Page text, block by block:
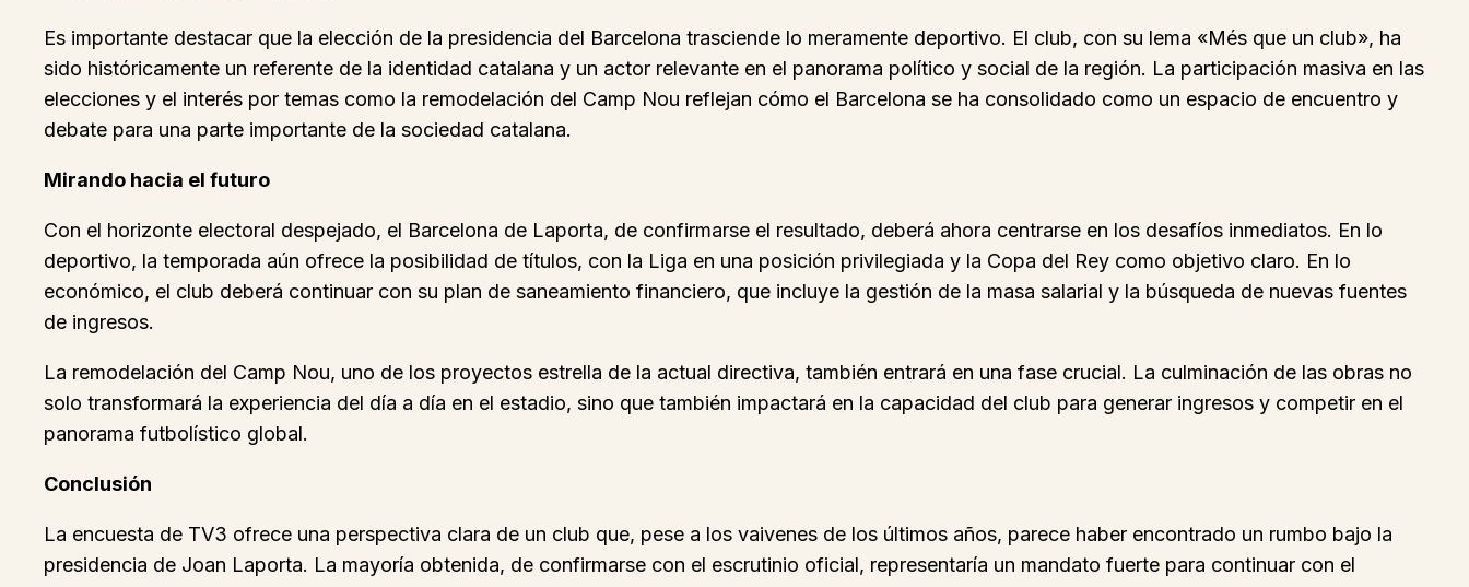
Es importante destacar que la elección de la presidencia del Barcelona trasciende lo meramente deportivo. El club, con su lema «Més que un club», ha
sido históricamente un referente de la identidad catalana y un actor relevante en el panorama político y social de la región. La participación masiva en las
elecciones y el interés por temas como la remodelación del Camp Nou reflejan cómo el Barcelona se ha consolidado como un espacio de encuentro y
debate para una parte importante de la sociedad catalana.
Mirando hacia el futuro
Con el horizonte electoral despejado, el Barcelona de Laporta, de confirmarse el resultado, deberá ahora centrarse en los desafíos inmediatos. En lo
deportivo, la temporada aún ofrece la posibilidad de títulos, con la Liga en una posición privilegiada y la Copa del Rey como objetivo claro. En lo
económico, el club deberá continuar con su plan de saneamiento financiero, que incluye la gestión de la masa salarial y la búsqueda de nuevas fuentes
de ingresos.
La remodelación del Camp Nou, uno de los proyectos estrella de la actual directiva, también entrará en una fase crucial. La culminación de las obras no
solo transformará la experiencia del día a día en el estadio, sino que también impactará en la capacidad del club para generar ingresos y competir en el
panorama futbolístico global.
Conclusión
La encuesta de TV3 ofrece una perspectiva clara de un club que, pese a los vaivenes de los últimos años, parece haber encontrado un rumbo bajo la
presidencia de Joan Laporta. La mayoría obtenida, de confirmarse con el escrutinio oficial, representaría un mandato fuerte para continuar con el